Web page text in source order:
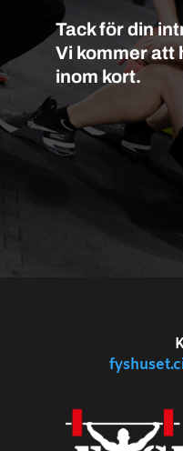
Tack för din
Vi kommer att
inom kort.